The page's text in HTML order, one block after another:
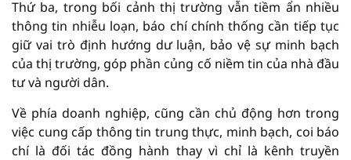
Thứ ba, trong bối cảnh thị trường vẫn tiềm ẩn nhiều
thông tin nhiễu loạn, báo chí chính thống cần tiếp tục
giữ vai trò định hướng dư luận, bảo vệ sự minh bạch
của thị trường, góp phần củng cố niềm tin của nhà đầu
tư và người dân.
Về phía doanh nghiệp, cũng cần chủ động hơn trong
việc cung cấp thông tin trung thực, minh bạch, coi báo
chí là đối tác đồng hành thay vì chỉ là kênh truyền